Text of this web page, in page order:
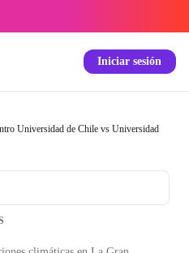
Iniciar sesión
Universidad de Chile vs Universidad